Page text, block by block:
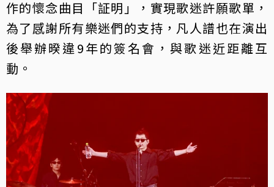
作的懷念曲目「証明」，實現歌迷許願歌單，
為了感謝所有樂迷們的支持，凡人譜也在演出
後舉辦暌違9年的簽名會，與歌迷近距離互
動。